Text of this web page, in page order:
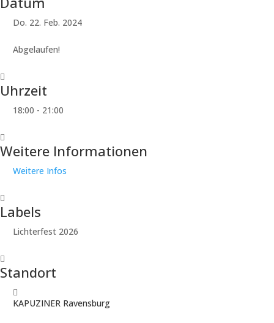
Do. 22. Feb. 2024
Abgelaufen!
Uhrzeit
18:00 - 21:00
Weitere Informationen
Weitere Infos
Labels
Lichterfest 2026
Standort
KAPUZINER Ravensburg